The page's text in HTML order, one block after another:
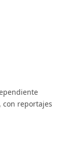
con reportajes